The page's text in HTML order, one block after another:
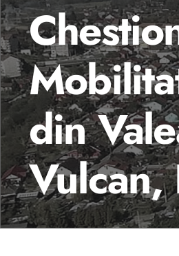
din
Vulcan,